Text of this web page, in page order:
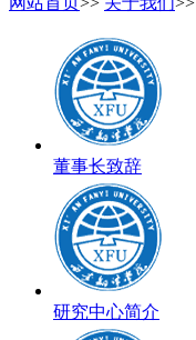
董事长致辞
研究中心简介